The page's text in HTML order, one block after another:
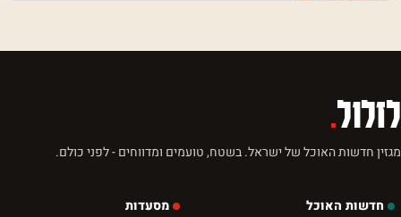
לזלול.
מגזין חדשות האוכל של ישראל. בשטח, טועמים ומדווחים - לפני כולם.
חדשות האוכל
מסעדות